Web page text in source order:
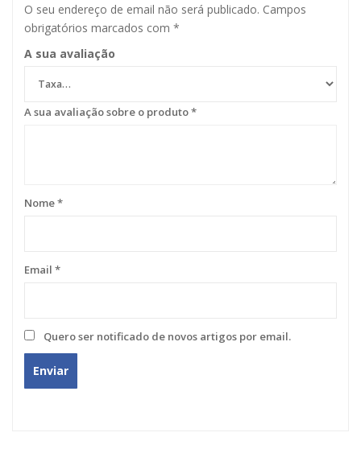
O seu endereço de email não será publicado. Campos
obrigatórios marcados com *
A sua avaliação
A sua avaliação sobre o produto*
Nome*
Email *
Quero ser notificado de novos artigos por email.